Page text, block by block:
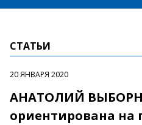
СТАТЬИ
20 ЯНВАРЯ 2020
АНАТОЛИЙ
ориентирована